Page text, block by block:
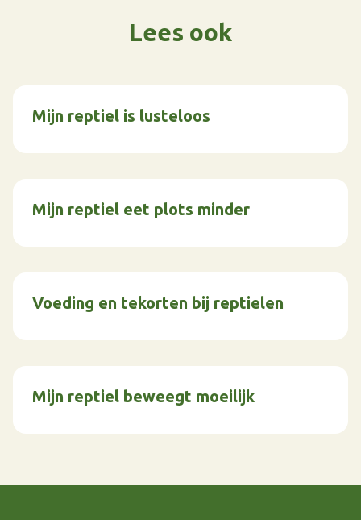
Lees ook
Mijn reptiel is lusteloos
Mijn reptiel eet plots minder
Voeding en tekorten bij reptielen
Mijn reptiel beweegt moeilijk